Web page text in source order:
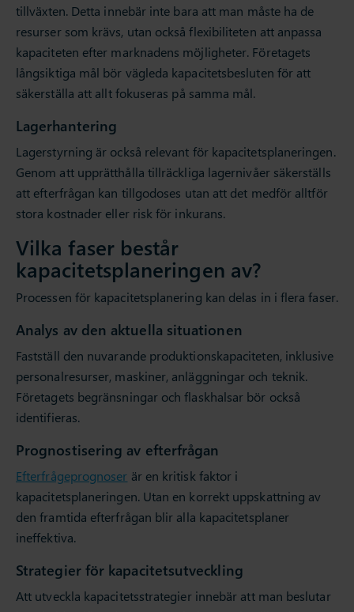
tillväxten. Detta innebär inte bara att man måste ha de
resurser som krävs, utan också flexibiliteten att anpassa
kapaciteten efter marknadens möjligheter. Företagets
långsiktiga mål bör vägleda kapacitetsbesluten för att
säkerställa att allt fokuseras på samma mål.
Lagerhantering
Lagerstyrning är också relevant för kapacitetsplaneringen.
Genom att upprätthålla tillräckliga lagernivåer säkerställs
att efterfrågan kan tillgodoses utan att det medför alltför
stora kostnader eller risk för inkurans.
Vilka faser består
kapacitetsplaneringen av?
Processen för kapacitetsplanering kan delas in i flera faser.
Analys av den aktuella situationen
Fastställ den nuvarande produktionskapaciteten, inklusive
personalresurser, maskiner, anläggningar och teknik.
Företagets begränsningar och flaskhalsar bör också
identifieras.
Prognostisering av efterfrågan
Efterfrågeprognoser är en kritisk faktor i
kapacitetsplaneringen. Utan en korrekt uppskattning av
den framtida efterfrågan blir alla kapacitetsplaner
ineffektiva.
Strategier för kapacitetsutveckling
Att utveckla kapacitetsstrategier innebär att man beslutar